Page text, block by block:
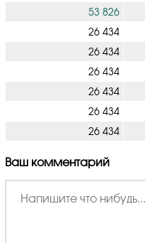
53 826
26 434
26 434
26 434
26 434
26 434
26 434
Ваш комментарий